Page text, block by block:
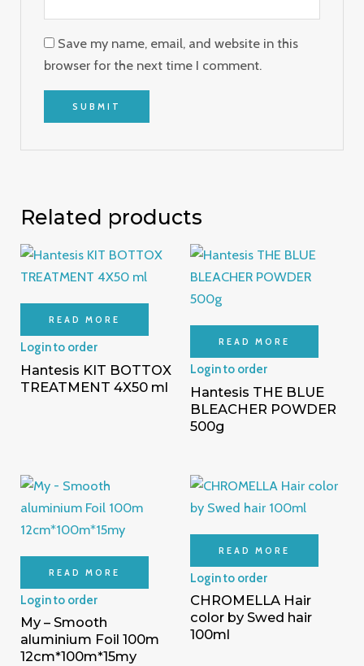
Save my name, email, and website in this
browser for the next time I comment.
Related products
READ MORE
Login to order
Hantesis KIT BOTTOX
TREATMENT 4X50 ml
READ MORE
Login to order
Hantesis THE BLUE
BLEACHER POWDER
500g
READ MORE
Login to order
My – Smooth
aluminium Foil 100m
12cm*100m*15my
READ MORE
Login to order
CHROMELLA Hair
color by Swed hair
100ml